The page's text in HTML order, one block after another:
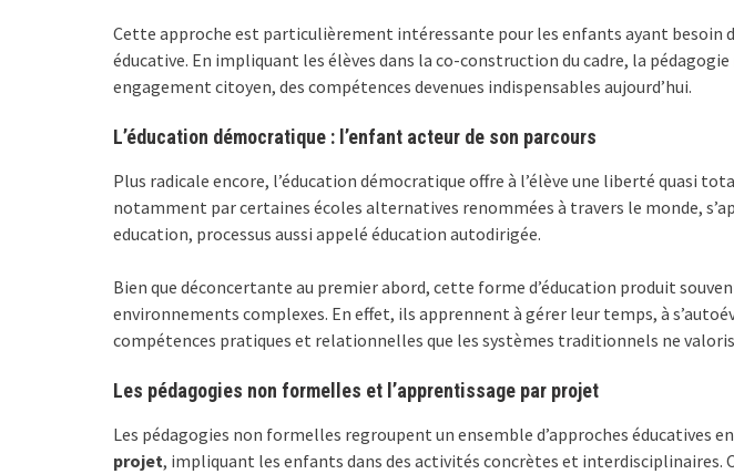
Cette approche est particulièrement intéressante pour les enfants ayant besoin
éducative. En impliquant les élèves dans la co-construction du cadre, la
engagement citoyen, des compétences devenues indispensables aujourd’hui.
L’éducation démocratique : l’enfant acteur de son parcours
Plus radicale encore, l’éducation démocratique offre à l’élève une liberté quasi
notamment par certaines écoles alternatives renommées à travers le monde,
education, processus aussi appelé éducation autodirigée.
Bien que déconcertante au premier abord, cette forme d’éducation produit
environnements complexes. En effet, ils apprennent à gérer leur temps, à
compétences pratiques et relationnelles que les systèmes traditionnels ne
Les pédagogies non formelles et l’apprentissage par projet
Les pédagogies non formelles regroupent un ensemble d’approches éducatives
projet, impliquant les enfants dans des activités concrètes et